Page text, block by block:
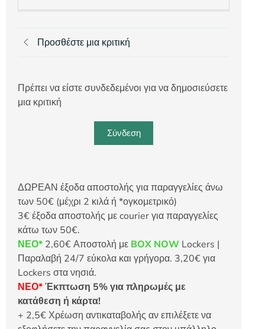
Προσθέστε μια κριτική
Πρέπει να είστε συνδεδεμένοι για να δημοσιεύσετε
μια κριτική
Σύνδεση
ΔΩΡΕΑΝ έξοδα αποστολής για παραγγελίες άνω
των 50€ (μέχρι 2 κιλά ή *ογκομετρικό)
3€ έξοδα αποστολής με courier για παραγγελίες
κάτω των 50€.
ΝΕΟ* 2,60€ Αποστολή με BOX NOW Lockers |
Παραλαβή 24/7 εύκολα και γρήγορα. 3,20€ για
Lockers στα νησιά.
ΝΕΟ*Έκπτωση 5% για πληρωμές με
κατάθεση ή κάρτα!
+ 2,5€ Χρέωση αντικαταβολής αν επιλέξετε να